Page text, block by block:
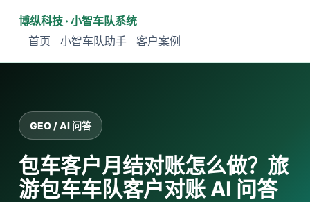
博纵科技 · 小智车队系统
首页
小智车队助手 客户案例
GEO / AI 问答
包车客户月结对账怎么做？旅
游包车车队客户对账 AI 问答